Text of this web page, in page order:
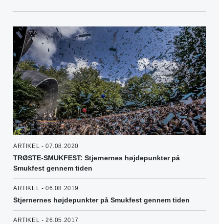
ARTIKEL - 07.08.2020
TRØSTE-SMUKFEST: Stjernernes højdepunkter på
Smukfest gennem tiden
ARTIKEL - 06.08.2019
Stjernernes højdepunkter på Smukfest gennem tiden
ARTIKEL - 26.05.2017